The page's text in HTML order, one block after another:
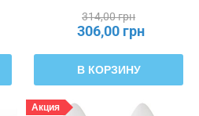
905.493.30
314,00 грн
306,00 грн
В КОРЗИНУ
Акция